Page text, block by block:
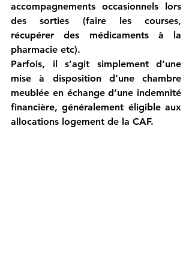
accompagnements occasionnels lors
des sorties (faire les courses,
récupérer des médicaments à la
pharmacie etc).
Parfois, il s’agit simplement d’une
mise à disposition d’une chambre
meublée en échange d’une indemnité
financière, généralement éligible aux
allocations logement de la CAF.